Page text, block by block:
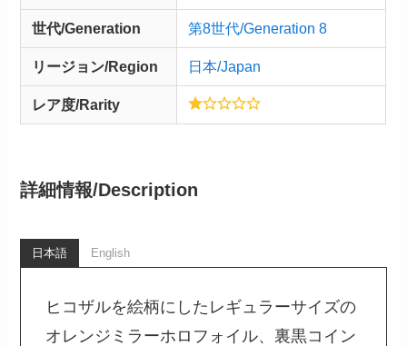
世代/Generation 第8世代/Generation 8
リージョン/Region 日本/Japan
レア度/Rarity
詳細情報/Description
日本語 English
ヒコザルを絵柄にしたレギュラーサイズの
オレンジミラーホロフォイル、裏黒コイン